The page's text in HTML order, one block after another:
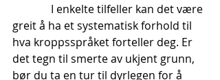
I enkelte tilfeller kan det være
greit å ha et systematisk forhold til
hva kroppsspråket forteller deg. Er
det tegn til smerte av ukjent grunn,
bør du ta en tur til dyrlegen for å